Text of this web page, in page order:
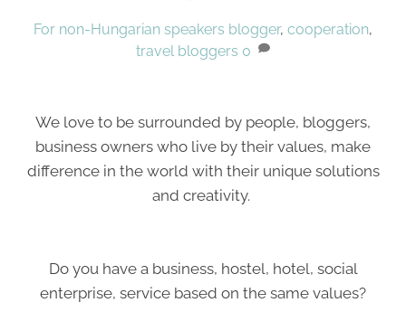
For non-Hungarian speakers blogger, cooperation,
travel bloggers 0
We love to be surrounded by people, bloggers,
business owners who live by their values, make
difference in the world with their unique solutions
and creativity.
Do you have a business, hostel, hotel, social
enterprise, service based on the same values?